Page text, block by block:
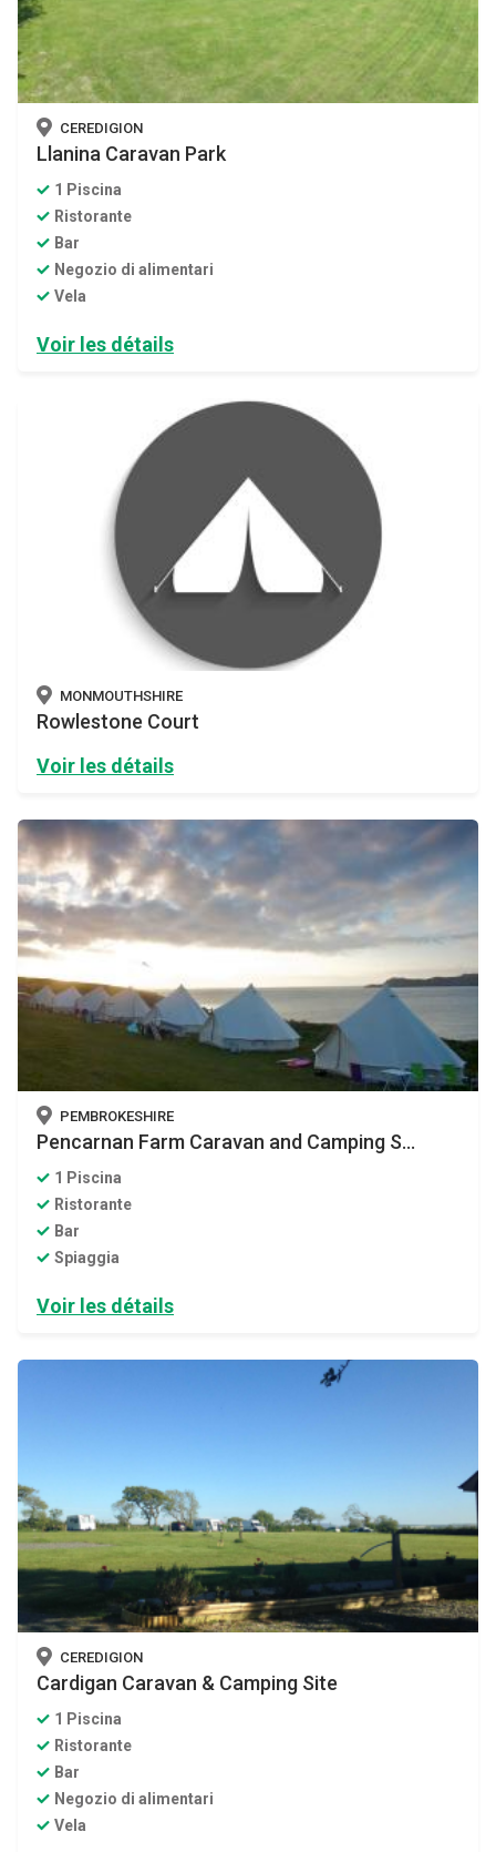
CEREDIGION
Llanina Caravan Park
1 Piscina
Ristorante
Bar
Negozio di alimentari
Vela
Voir les détails
MONMOUTHSHIRE
Rowlestone Court
Voir les détails
PEMBROKESHIRE
Pencarnan Farm Caravan and Camping S...
1 Piscina
Ristorante
Bar
Spiaggia
Voir les détails
CEREDIGION
Cardigan Caravan & Camping Site
1 Piscina
Ristorante
Bar
Negozio di alimentari
Vela